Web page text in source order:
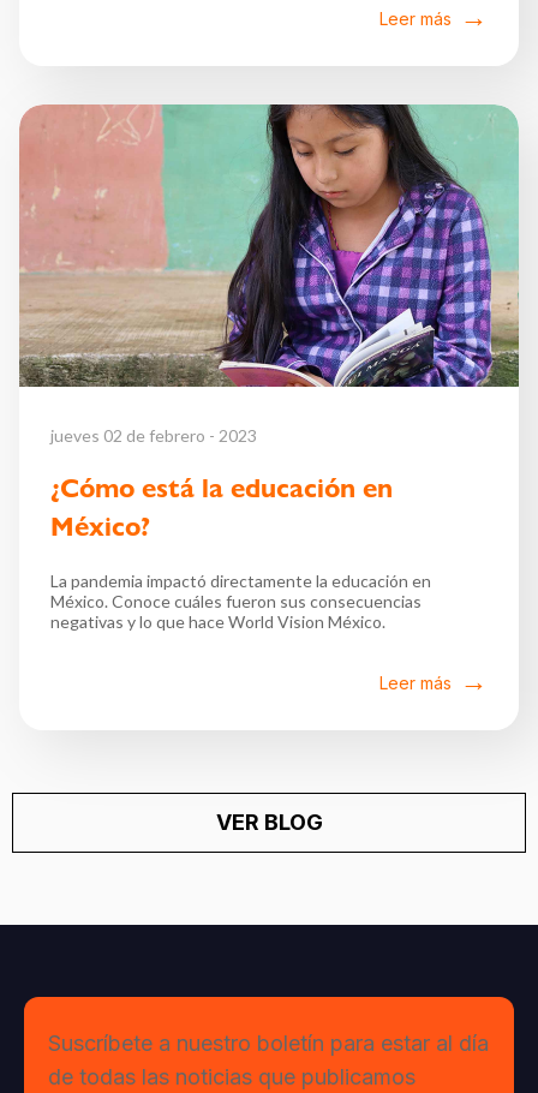
Leer más
jueves 02 de febrero - 2023
¿Cómo está la educación en
México?
La pandemia impactó directamente la educación en
México. Conoce cuáles fueron sus consecuencias
negativas y lo que hace World Vision México.
Leer más
VER BLOG
Suscríbete a nuestro boletín para estar al día
de todas las noticias que publicamos